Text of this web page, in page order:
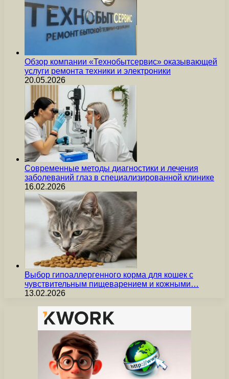
Обзор компании «Технобытсервис» оказывающей
услуги ремонта техники и электроники
20.05.2026
Современные методы диагностики и лечения
заболеваний глаз в специализированной клинике
16.02.2026
Выбор гипоаллергенного корма для кошек с
чувствительным пищеварением и кожными…
13.02.2026